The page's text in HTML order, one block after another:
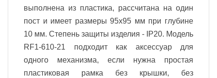
выполнена из пластика, рассчитана на один
пост и имеет размеры 95x95 мм при глубине
10 мм. Степень защиты изделия - IP20. Модель
RF1-610-21 подходит как аксессуар для
одного механизма, если нужна простая
пластиковая рамка без крышки, без